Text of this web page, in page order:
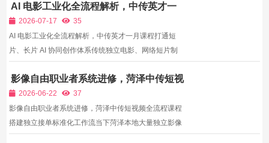
成项目需要依赖后期人员，接单成本更高、就业选择更
少；很多影视学习者只学习前期拍摄创作，完全不接触
后期流程...
AI 电影工业化全流程解析，中传英才一
月课程打通短片、长片 AI 协同创作体系
2026-07-17
35
AI 电影工业化全流程解析，中传英才一月课程打通短
片、长片 AI 协同创作体系传统独立电影、网络短片制
以支撑大场面、奇幻、古风场景实拍；而AI工业化体系
可生成虚拟外景、数字群演、奇幻特效画面，大幅压缩
筹备与拍...
影像自由职业者系统进修，菏泽中传短视
频全流程课程搭建独立接单标准化工作流
2026-06-22
37
影像自由职业者系统进修，菏泽中传短视频全流程课程
搭建独立接单标准化工作流当下菏泽本地大量独立影像